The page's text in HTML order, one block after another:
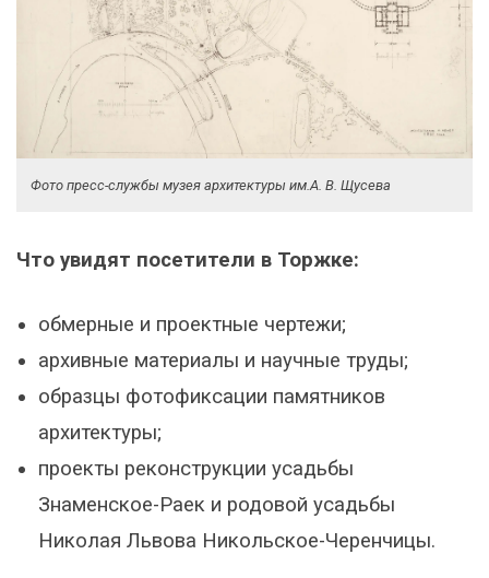
Фото пресс-службы музея архитектуры им.А. В. Щусева
Что увидят посетители в Торжке:
обмерные и проектные чертежи;
архивные материалы и научные труды;
образцы фотофиксации памятников
архитектуры;
проекты реконструкции усадьбы
Знаменское-Раек и родовой усадьбы
Николая Львова Никольское-Черенчицы.